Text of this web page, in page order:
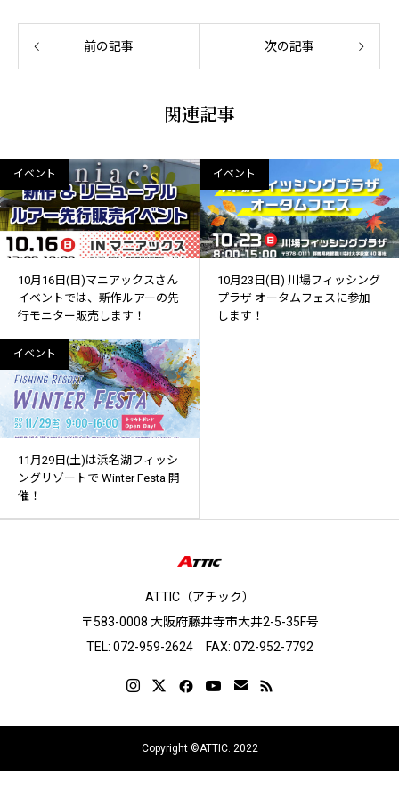
前の記事 次の記事
関連記事
イベント
10月16日(日)マニアックスさん
イベントでは、新作ルアーの先
行モニター販売します！
イベント
10月23日(日) 川場フィッシング
プラザ オータムフェスに参加
します！
イベント
11月29日(土)は浜名湖フィッシ
ングリゾートで Winter Festa 開
催！
ATTIC（アチック）
〒583-0008 大阪府藤井寺市大井2-5-35F号
TEL: 072-959-2624 FAX: 072-952-7792
Copyright ©ATTIC. 2022